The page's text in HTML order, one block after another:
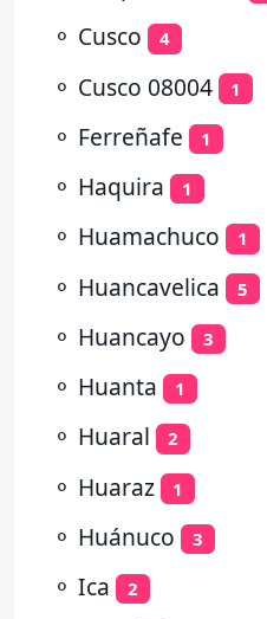
⚬ Cusco 4
⚬ Cusco 08004 1
⚬ Ferreñafe 1
⚬ Haquira 1
⚬ Huamachuco 1
⚬ Huancavelica 5
⚬ Huancayo 3
⚬ Huanta 1
⚬ Huaral 2
⚬ Huaraz 1
⚬ Huánuco 3
⚬ Ica 2